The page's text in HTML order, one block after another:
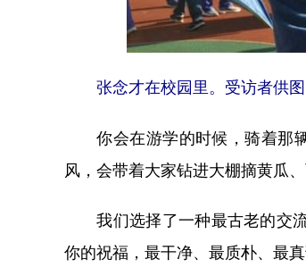
张念才在校园里。受访者供图
你会在游学的时候，骑着那辆
风，会带着大家钻进大棚摘黄瓜、
我们选择了一种最古老的交流
你的祝福，最干净、最质朴、最真